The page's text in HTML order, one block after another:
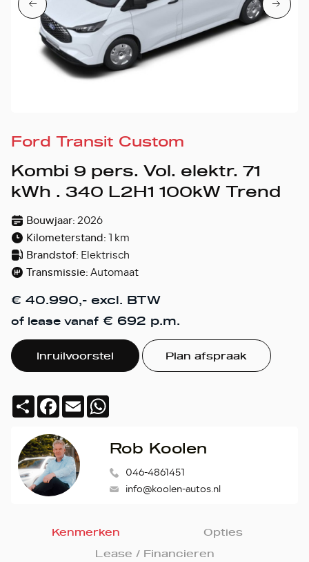
Ford Transit Custom
Kombi 9 pers. Vol. elektr. 71
kWh . 340 L2H1 100kW Trend
Bouwjaar:2026
Kilometerstand:1 km
Brandstof: Elektrisch
Transmissie:Automaat
€ 40.990,- excl. BTW
of lease vanaf € 692 p.m.
Inruilvoorstel Plan afspraak
DeelFacebook
Email
Rob Koolen
046-4861451
info@koolen-autos.nl
Kenmerken
Opties
Lease / Financieren